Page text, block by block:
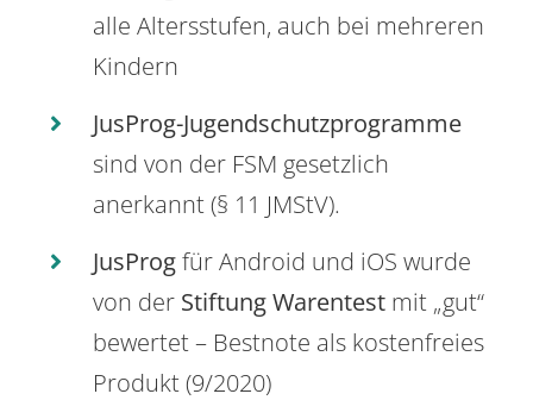
alle Altersstufen, auch bei mehreren
Kindern
JusProg-Jugendschutzprogramme
sind von der FSM gesetzlich
anerkannt (§ 11 JMStV).
JusProgfür Android und iOS wurde
von der Stiftung Warentest mit „gut“
bewertet – Bestnote als kostenfreies
Produkt (9/2020)